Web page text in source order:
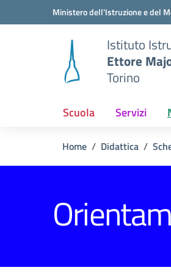
Vai ai contenuti
Vai al menu di navigazioneMinistero dell'Istruzione e del
Istituto
Ettore
Torino
Scuola Servizi
Home Didattica